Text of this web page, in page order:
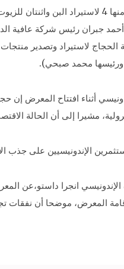
والشركات الستة منها 4
جبران رئيس شركة عافية
لاستيراد وتصدير
ورئيسها محمد صبحي).
مشيرا إلى أن الحالة
الإندونيسيين على جذب
المعرض، موضحا أن نفقات